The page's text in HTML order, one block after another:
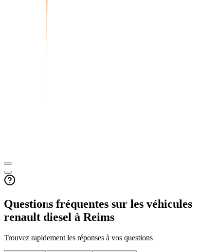
Questions fréquentes sur les véhicules
renault diesel à Reims
Trouvez rapidement les réponses à vos questions